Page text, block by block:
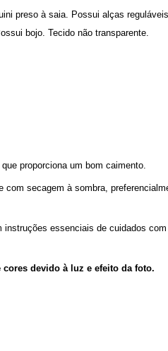
preso à saia. Possui alças
bojo. Tecido não transparente.
proporciona um bom caimento.
secagem à sombra,
essenciais de cuidados
cores devido à luz e efeito da foto.